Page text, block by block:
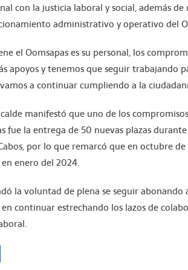
con la justicia laboral y social, además
administrativo y operativo del
el Oomsapas es su personal, los
apoyos y tenemos que seguir trabajando
a continuar cumpliendo a la
manifestó que uno de los
fue la entrega de 50 nuevas plazas
por lo que remarcó que en octubre de
en enero del 2024.
la voluntad de plena se seguir abonando
en continuar estrechando los lazos de